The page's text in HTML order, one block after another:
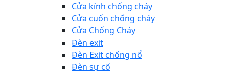
Cửa kính chống cháy
Cửa cuốn chống cháy
Cửa Chống Cháy
Đèn exit
Đèn Exit chống nổ
Đèn sự cố